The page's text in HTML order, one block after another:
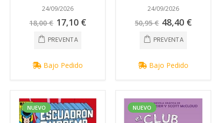
24/09/2026
18,00 € Precio
especial
17,10 €
PREVENTA
Bajo Pedido
24/09/2026
50,95 € Precio
especial
48,40 €
PREVENTA
Bajo Pedido
NUEVO NUEVO